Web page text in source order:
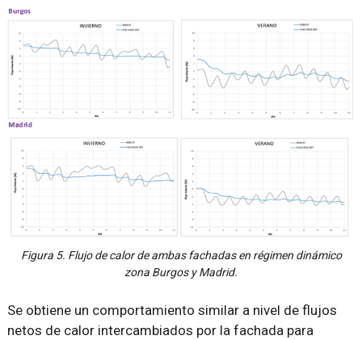
Figura 5. Flujo de calor de ambas fachadas en régimen dinámico
zona Burgos y Madrid.
Se obtiene un comportamiento similar a nivel de flujos
netos de calor intercambiados por la fachada para